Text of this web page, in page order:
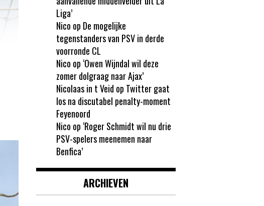
Liga’
Nico op De mogelijke
tegenstanders van PSV in derde
voorronde CL
Nico op ‘Owen Wijndal wil deze
zomer dolgraag naar Ajax’
Nicolaas in t Veid op Twitter gaat
los na discutabel penalty-moment
Feyenoord
Nico op ‘Roger Schmidt wil nu drie
PSV-spelers meenemen naar
Benfica’
ARCHIEVEN